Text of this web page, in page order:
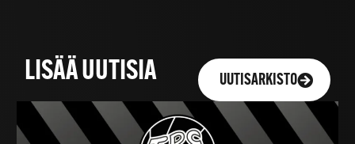
LISÄÄ UUTISIA UUTISARKISTO